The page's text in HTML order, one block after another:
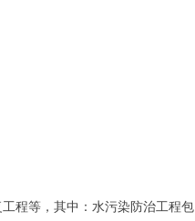
程等，其中：水污染防治工程包